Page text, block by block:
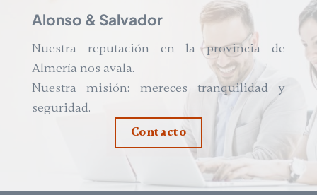
Alonso & Salvador
Nuestra reputación en la provincia de
Almería nos avala.
Nuestra misión: mereces tranquilidad y
seguridad.
Contacto